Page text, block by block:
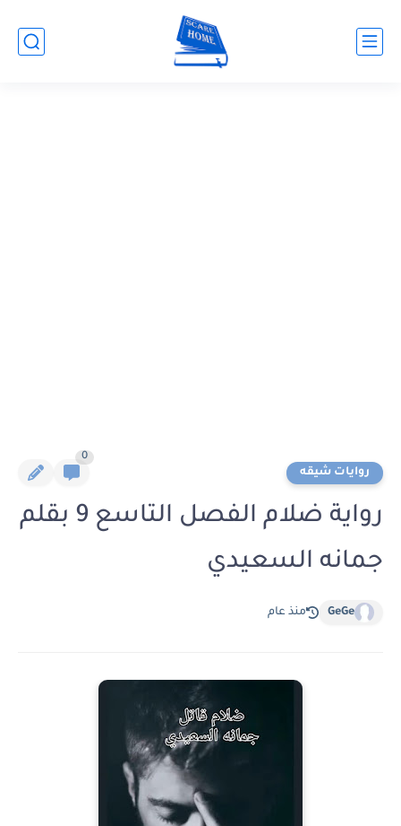
روايات شيقه
0
رواية ضلام الفصل التاسع 9 بقلم
جمانه السعيدي
GeGe منذ عام